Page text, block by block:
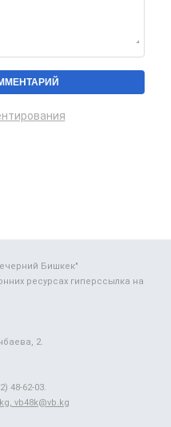
Бишкек"
ресурсах гиперссылка на
2.
48-62-03.
vb48k@vb.kg